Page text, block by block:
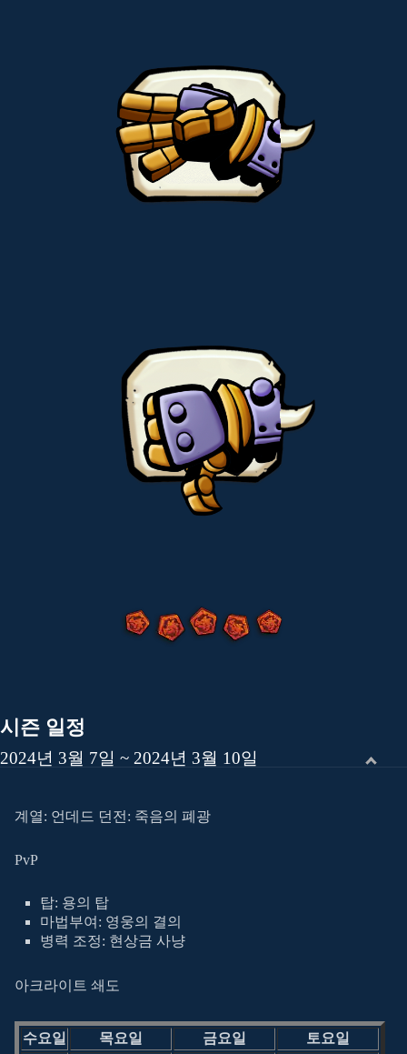
시즌 일정
2024년 3월 7일 ~ 2024년 3월 10일
계열: 언데드 던전: 죽음의 폐광
PvP
탑: 용의 탑
마법부여: 영웅의 결의
병력 조정: 현상금 사냥
아크라이트 쇄도
수요일 목요일 금요일
토요일